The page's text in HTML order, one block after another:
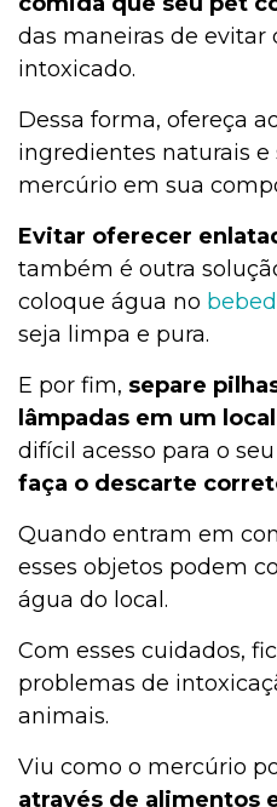
das maneiras de evitar
intoxicado.
Dessa forma, ofereça
ingredientes naturais e
mercúrio em sua
Evitar oferecer
também é outra
coloque água no
seja limpa e pura.
E por fim, separe
lâmpadas em um
difícil acesso para o
faça o descarte
Quando entram em
esses objetos podem
água do local.
Com esses cuidados,
problemas de
animais.
Viu como o mercúrio
através de alimentos